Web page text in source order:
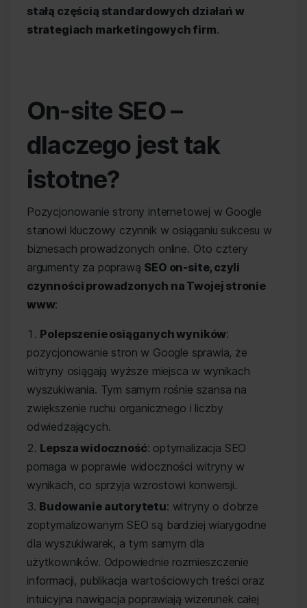
stałą częścią standardowych działań w
strategiach marketingowych firm.
On-site SEO –
dlaczego jest tak
istotne?
Pozycjonowanie strony internetowej w Google
stanowi kluczowy czynnik w osiąganiu sukcesu w
biznesach prowadzonych online. Oto cztery
argumenty za poprawą SEO on-site, czyli
czynności prowadzonych na Twojej stronie
www:
Polepszenie osiąganych wyników:
pozycjonowanie stron w Google sprawia, że
witryny osiągają wyższe miejsca w wynikach
wyszukiwania. Tym samym rośnie szansa na
zwiększenie ruchu organicznego i liczby
odwiedzających.
Lepsza widoczność: optymalizacja SEO
pomaga w poprawie widoczności witryny w
wynikach, co sprzyja wzrostowi konwersji.
Budowanie autorytetu: witryny o dobrze
zoptymalizowanym SEO są bardziej wiarygodne
dla wyszukiwarek, a tym samym dla
użytkowników. Odpowiednie rozmieszczenie
informacji, publikacja wartościowych treści oraz
intuicyjna nawigacja poprawiają wizerunek całej